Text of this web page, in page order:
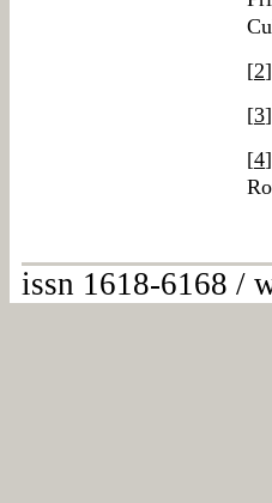
[2
[3
[4
issn 1618-6168 /